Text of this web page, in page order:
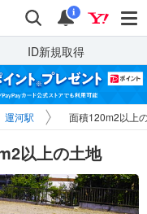
検索 通知
i
ID新規取得
運河駅 面積120m2以上
以上の土地